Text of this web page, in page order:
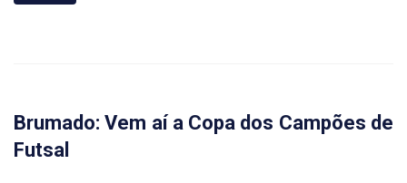
Brumado: Vem aí a Copa dos Campões de
Futsal